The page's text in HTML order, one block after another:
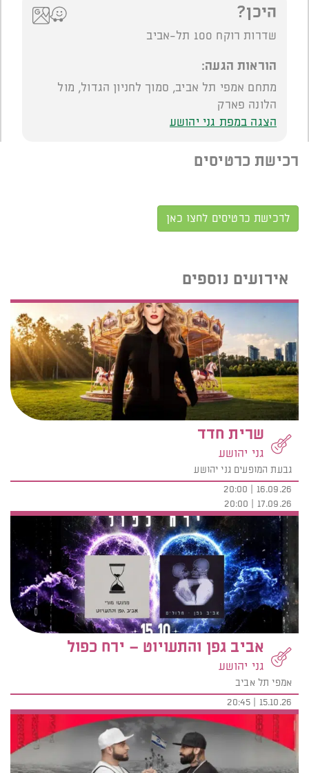
היכן?
שדרות רוקח 100 תל-אביב
הוראות הגעה:
מתחם אמפי תל אביב, סמוך לחניון הגדול, מול
הלונה פארק
הצגה במפת גני יהושע
רכישת כרטיסים
לרכישת כרטיסים לחצו כאן
אירועים נוספים
שרית חדד
גני יהושע
גבעת המופעים גני יהושע
16.09.26 | 20:00
17.09.26 | 20:00
אביב גפן והתעויוט – ירח כפול
גני יהושע
אמפי תל אביב
15.10.26 | 20:45